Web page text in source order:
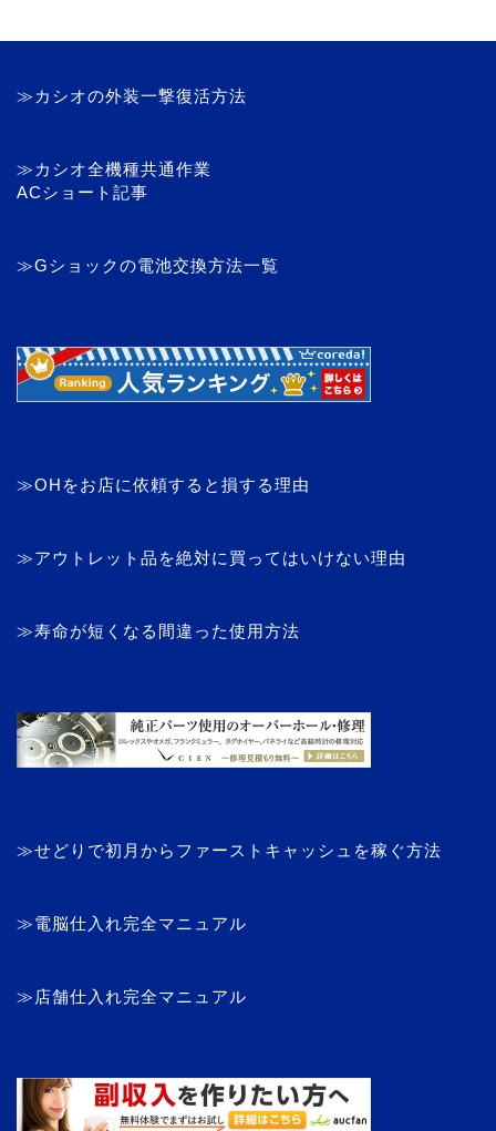
≫カシオの外装一撃復活方法
≫カシオ全機種共通作業
ACショート記事
≫Gショックの電池交換方法一覧
≫OHをお店に依頼すると損する理由
≫アウトレット品を絶対に買ってはいけない理由
≫寿命が短くなる間違った使用方法
≫せどりで初月からファーストキャッシュを稼ぐ方法
≫電脳仕入れ完全マニュアル
≫店舗仕入れ完全マニュアル